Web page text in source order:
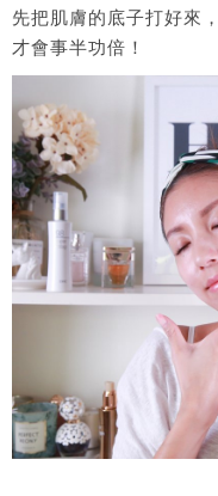
先把肌膚的底子打好來
才會事半功倍！